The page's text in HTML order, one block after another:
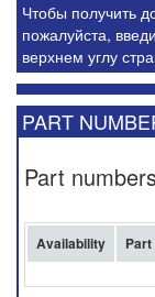
Чтобы
пожалуйста,
верхнем углу
PART
Part
Availability